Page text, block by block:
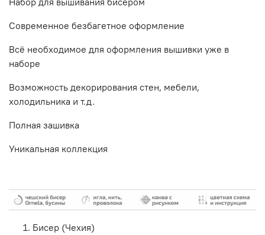
Современное безбагетное оформление
Всё необходимое для оформления вышивки уже в
наборе
Возможность декорирования стен, мебели,
холодильника и т.д.
Полная зашивка
Уникальная коллекция
Бисер (Чехия)